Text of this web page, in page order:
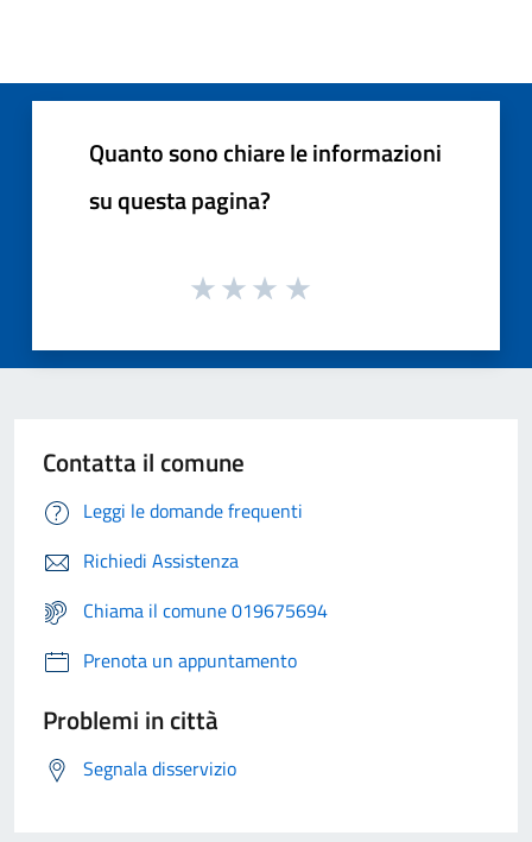
Quanto sono chiare le informazioni
su questa pagina?
Contatta il comune
Leggi le domande frequenti
Richiedi Assistenza
Chiama il comune 019675694
Prenota un appuntamento
Problemi in città
Segnala disservizio